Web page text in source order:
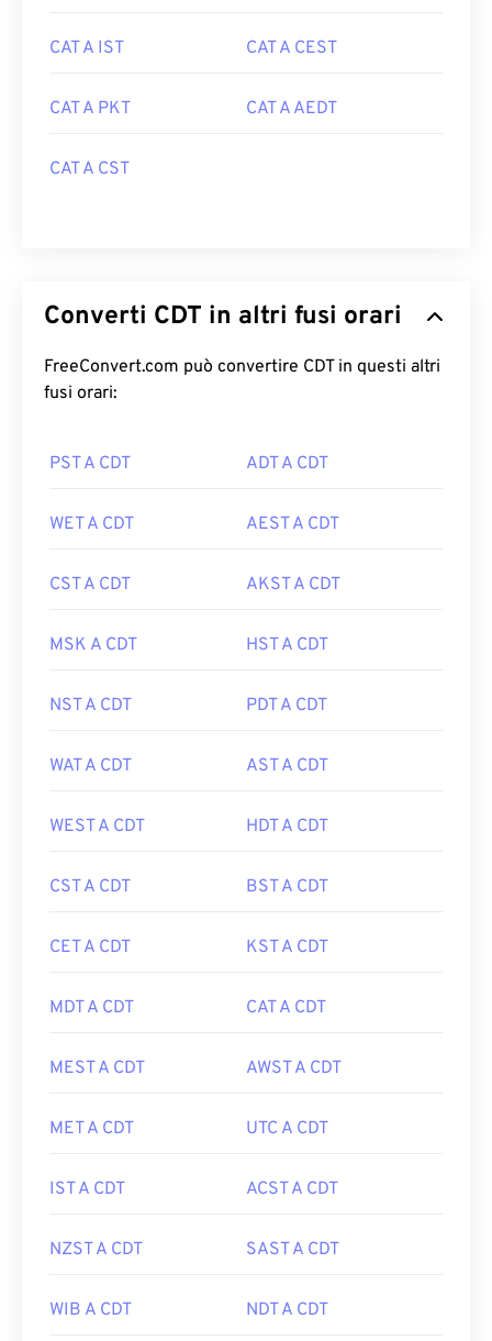
CAT A IST CAT A CEST
CAT A PKT CAT A AEDT
CAT A CST
Converti CDT in altri fusi orari
FreeConvert.com può convertire CDT in questi altri
fusi orari:
PST A CDT ADT A CDT
WET A CDT AEST A CDT
CST A CDT AKST A CDT
MSK A CDT HST A CDT
NST A CDT PDT A CDT
WAT A CDT AST A CDT
WEST A CDT HDT A CDT
CST A CDT BST A CDT
CET A CDT KST A CDT
MDT A CDT CAT A CDT
MEST A CDT AWST A CDT
MET A CDT UTC A CDT
IST A CDT ACST A CDT
NZST A CDT SAST A CDT
WIB A CDT NDT A CDT